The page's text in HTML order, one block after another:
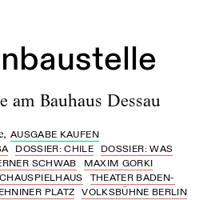
am Bauhaus Dessau
, AUSGABE KAUFEN
DOSSIER: CHILE
DOSSIER: WAS
SCHWAB
MAXIM GORKI
THEATER BADEN-
PLATZ
VOLKSBÜHNE BERLIN